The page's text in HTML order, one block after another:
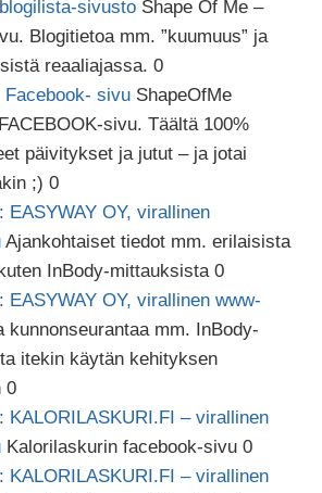
sivusto Shape Of Me –
Blogitietoa mm. ”kuumuus” ja
reaaliajassa. 0
Facebook- sivu ShapeOfMe
sivu. Täältä 100%
päivitykset ja jutut – ja jotai
;) 0
EASYWAY OY, virallinen
Ajankohtaiset tiedot mm. erilaisista
InBody-mittauksista 0
EASYWAY OY, virallinen www-
kunnonseurantaa mm. InBody-
itekin käytän kehityksen
0
KALORILASKURI.FI – virallinen
Kalorilaskurin facebook-sivu 0
KALORILASKURI.FI – virallinen